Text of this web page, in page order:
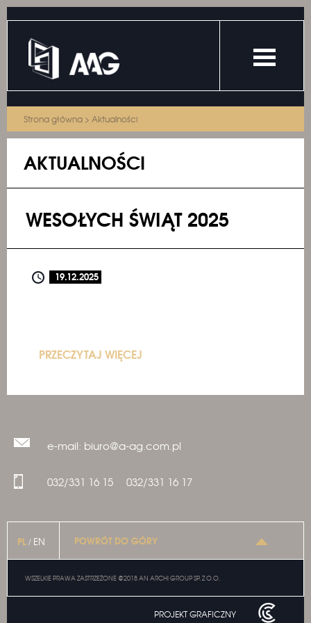
Strona główna > Aktualności
AKTUALNOŚCI
WESOŁYCH ŚWIĄT 2025
19.12.2025
PRZECZYTAJ WIĘCEJ
e-mail: biuro@a-ag.com.pl
032/331 16 15 032/331 16 17
PL / EN POWRÓT DO GÓRY
WSZELKIE PRAWA ZASTRZEŻONE @2018 AN ARCHI GROUP SP. Z O.O.
PROJEKT GRAFICZNY